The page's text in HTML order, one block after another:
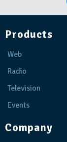
Products
Web
Radio
Television
Events
Company